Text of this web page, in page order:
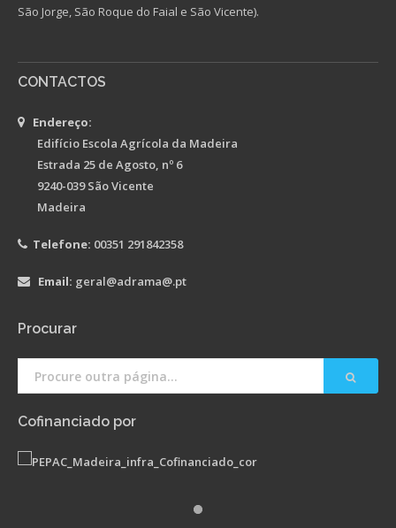
São Jorge, São Roque do Faial e São Vicente).
CONTACTOS
Endereço:
Edifício Escola Agrícola da Madeira
Estrada 25 de Agosto, nº 6
9240-039 São Vicente
Madeira
Telefone: 00351 291842358
Email: geral@adrama@.pt
Procurar
Cofinanciado por